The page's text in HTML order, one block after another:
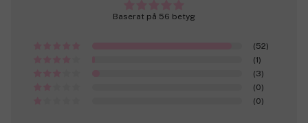
Baserat på 56 betyg
(52)
(1)
(3)
(0)
(0)